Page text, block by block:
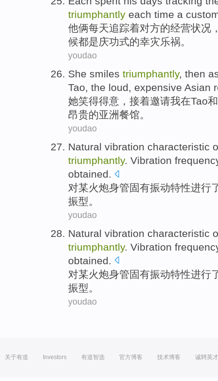
triumphantly each time a
他俩每天追踪着对方的经营状况
候都是庆功式的幸灾乐祸。
youdao
She smiles triumphantly, then
Tao, the loud, expensive Asian
她笑得得意 ， 接着邀请我在Tao和
昂贵的亚洲 餐馆。
youdao
Natural vibration characteristic
triumphantly. Vibration
obtained.
对某火炮身管固有振动特性进行
振型。
youdao
Natural vibration characteristic
triumphantly. Vibration
obtained
对某火炮身管固有振动特性进行
振型 。
youdao
关于有道 Investors 有道智选 官方博客 技术博客 诚聘英才